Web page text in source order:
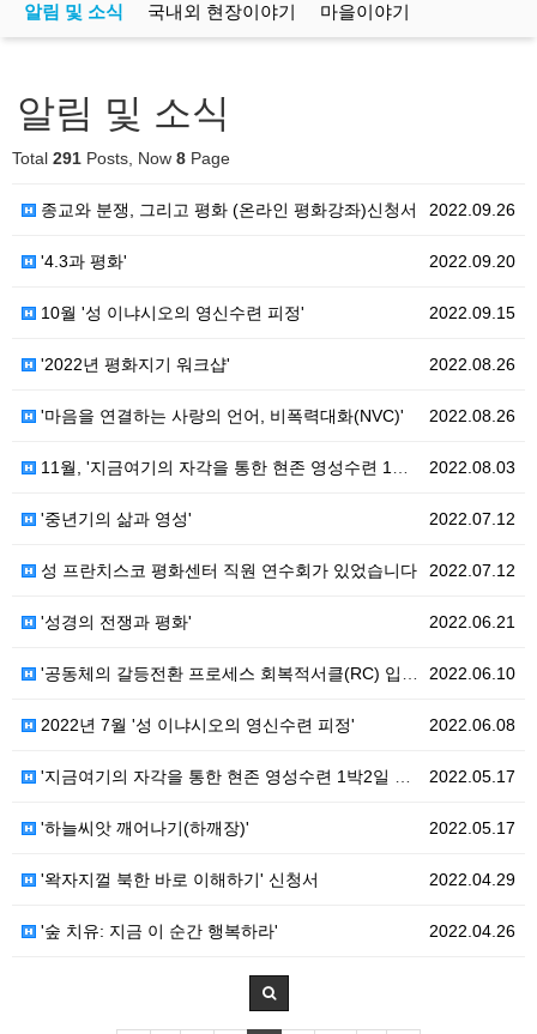
알림 및 소식 국내외 현장이야기 마을이야기
알림 및 소식
Total 291 Posts, Now 8 Page
2022.09.26
종교와 분쟁, 그리고 평화 (온라인 평화강좌)신청서
2022.09.20
'4.3과 평화'
2022.09.15
10월 '성 이냐시오의 영신수련 피정'
2022.08.26
'2022년 평화지기 워크샵'
2022.08.26
'마음을 연결하는 사랑의 언어, 비폭력대화(NVC)'
2022.08.03
11월, '지금여기의 자각을 통한 현존 영성수련 1박 …
2022.07.12
'중년기의 삶과 영성'
2022.07.12
성 프란치스코 평화센터 직원 연수회가 있었습니다
2022.06.21
'성경의 전쟁과 평화'
2022.06.10
'공동체의 갈등전환 프로세스 회복적서클(RC) 입문과정…
2022.06.08
2022년 7월 '성 이냐시오의 영신수련 피정'
2022.05.17
'지금여기의 자각을 통한 현존 영성수련 1박2일 피정'
2022.05.17
'하늘씨앗 깨어나기(하깨장)'
2022.04.29
'왁자지껄 북한 바로 이해하기' 신청서
2022.04.26
'숲 치유: 지금 이 순간 행복하라'